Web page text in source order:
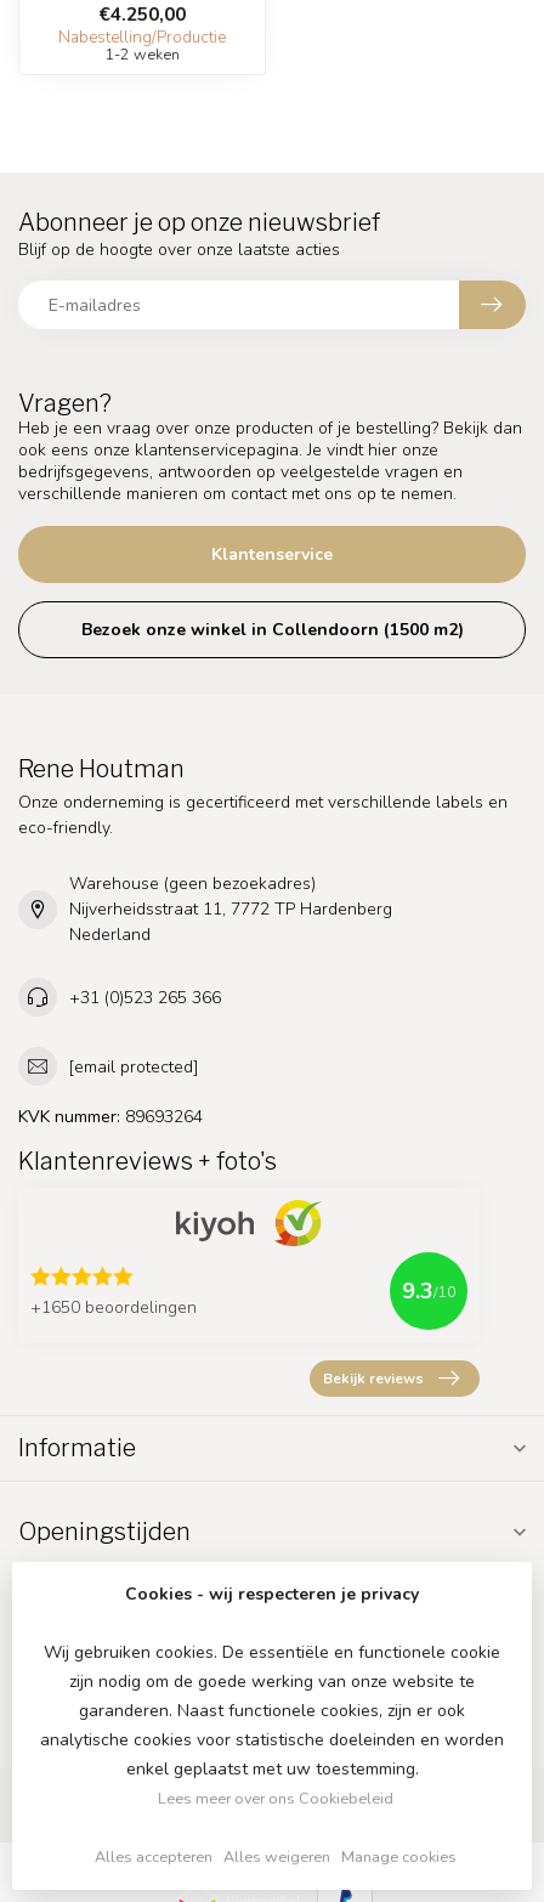
€4.250,00
Nabestelling/Productie
1-2 weken
Vragen?
Heb je een vraag over onze producten of je bestelling? Bekijk dan
ook eens onze klantenservicepagina. Je vindt hier onze
bedrijfsgegevens, antwoorden op veelgestelde vragen en
verschillende manieren om contact met ons op te nemen.
Klantenservice
Bezoek onze winkel in Collendoorn (1500 m2)
Abonneer je op onze nieuwsbrief
Blijf op de hoogte over onze laatste acties
Rene Houtman
Onze onderneming is gecertificeerd met verschillende labels en
eco-friendly.
Warehouse (geen bezoekadres)
Nijverheidsstraat 11, 7772 TP Hardenberg
Nederland
+31 (0)523 265 366
[email protected]
KVK nummer: 89693264
Klantenreviews + foto's
+1650 beoordelingen
9.3/10
Bekijk reviews
Informatie
Openingstijden
Cookies - wij respecteren je privacy
Wij gebruiken cookies. De essentiële en functionele cookie
zijn nodig om de goede werking van onze website te
garanderen. Naast functionele cookies, zijn er ook
analytische cookies voor statistische doeleinden en worden
enkel geplaatst met uw toestemming.
Lees meer over ons Cookiebeleid
Alles accepteren Alles weigeren Manage cookies